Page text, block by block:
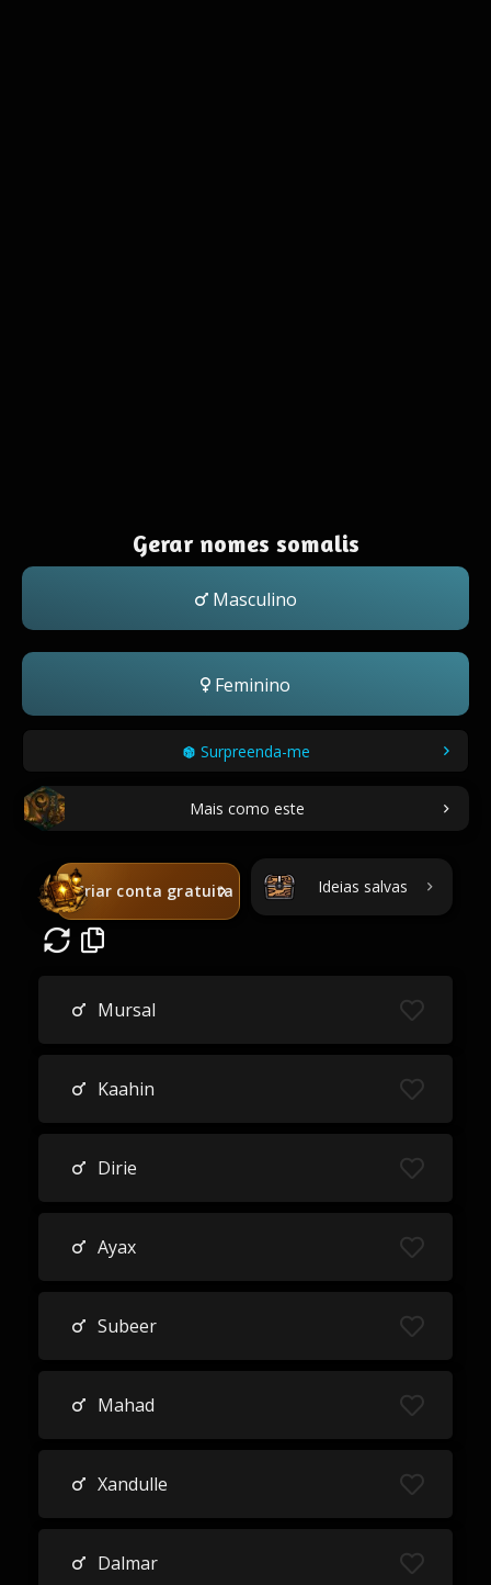
Gerar nomes somalis
Masculino
Feminino
Surpreenda-me
Mais como este
Criar conta gratuita Ideias salvas
Mursal
Kaahin
Dirie
Ayax
Subeer
Mahad
Xandulle
Dalmar